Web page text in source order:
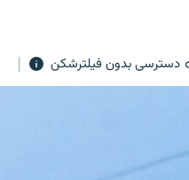
دسترسی بدون فیلترشکن